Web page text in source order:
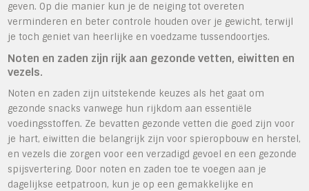
geven. Op die manier kun je de neiging tot overeten
verminderen en beter controle houden over je gewicht, terwijl
je toch geniet van heerlijke en voedzame tussendoortjes.
Noten en zaden zijn rijk aan gezonde vetten, eiwitten en
vezels.
Noten en zaden zijn uitstekende keuzes als het gaat om
gezonde snacks vanwege hun rijkdom aan essentiële
voedingsstoffen. Ze bevatten gezonde vetten die goed zijn voor
je hart, eiwitten die belangrijk zijn voor spieropbouw en herstel,
en vezels die zorgen voor een verzadigd gevoel en een gezonde
spijsvertering. Door noten en zaden toe te voegen aan je
dagelijkse eetpatroon, kun je op een gemakkelijke en